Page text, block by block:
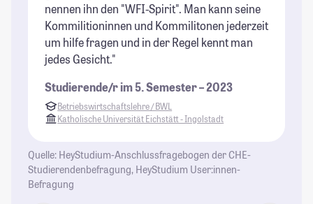
nennen ihn den "WFI-Spirit". Man kann seine
Kommilitioninnen und Kommilitonen jederzeit
um hilfe fragen und in der Regel kennt man
jedes Gesicht."
Studierende/r im 5. Semester – 2023
Betriebswirtschaftslehre / BWL
Katholische Universität Eichstätt - Ingolstadt
Quelle: HeyStudium-Anschlussfragebogen der CHE-
Studierendenbefragung, HeyStudium User:innen-
Befragung